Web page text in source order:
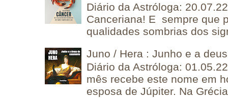
Diário da Astróloga:
Canceriana! E sempre que
qualidades sombrias dos
Juno / Hera : Junho e a
Diário da Astróloga:
mês recebe este nome em
esposa de Júpiter. Na